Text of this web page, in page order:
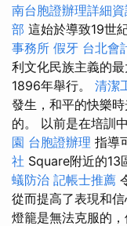
南台胞證辦理詳細
部 這始於導致19世
事務所 假牙 台北會
利文化民族主義的
1896年舉行。 清潔
發生，和平的快樂
的。 以前是在培訓
園 台胞證辦理 指導
社 Square附近的13
蟻防治 記帳士推薦
從而提高了表現和信
燈籠是無法克服的